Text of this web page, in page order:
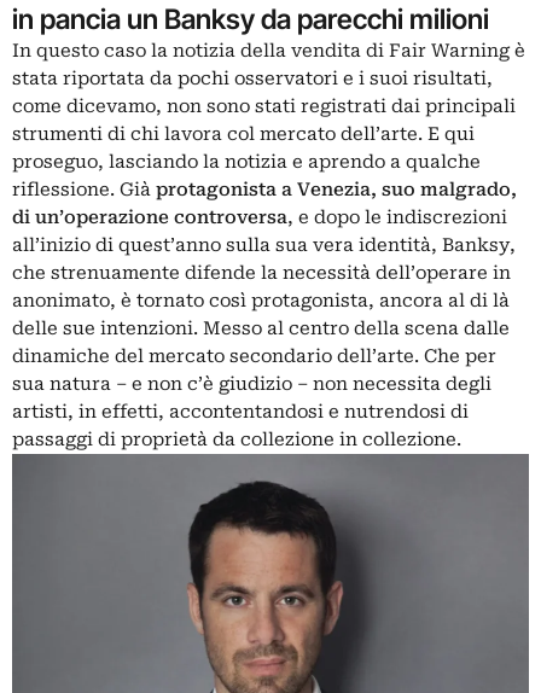
in pancia un Banksy da parecchi milioni
In questo caso la notizia della vendita di Fair Warning è
stata riportata da pochi osservatori e i suoi risultati,
come dicevamo, non sono stati registrati dai principali
strumenti di chi lavora col mercato dell’arte. E qui
proseguo, lasciando la notizia e aprendo a qualche
riflessione. Già protagonista a Venezia, suo malgrado,
di un’operazione controversa, e dopo le indiscrezioni
all’inizio di quest’anno sulla sua vera identità, Banksy,
che strenuamente difende la necessità dell’operare in
anonimato, è tornato così protagonista, ancora al di là
delle sue intenzioni. Messo al centro della scena dalle
dinamiche del mercato secondario dell’arte. Che per
sua natura – e non c’è giudizio – non necessita degli
artisti, in effetti, accontentandosi e nutrendosi di
passaggi di proprietà da collezione in collezione.